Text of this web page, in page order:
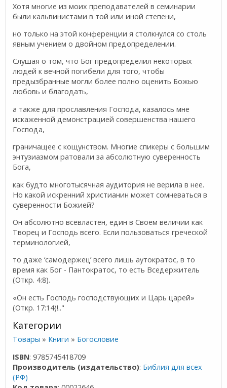
Хотя многие из моих преподавателей в семинарии
были кальвинистами в той или иной степени,
но только на этой конференции я столкнулся со столь
явным учением о двойном предопределении.
Слушая о том, что Бог предопределил некоторых
людей к вечной погибели для того, чтобы
предызбранные могли более полно оценить Божью
любовь и благодать,
а также для прославления Господа, казалось мне
искаженной демонстрацией совершенства нашего
Господа,
граничащее с кощунством. Многие спикеры с большим
энтузиазмом ратовали за абсолютную суверенность
Бога,
как будто многотысячная аудитория не верила в нее.
Но какой искренний христианин может сомневаться в
суверенности Божией?
Он абсолютно всевластен, един в Своем величии как
Творец и Господь всего. Если пользоваться греческой
терминологией,
то даже ‘самодержец’ всего лишь аутократос, в то
время как Бог - Пантократос, то есть Вседержитель
(Откр. 4:8).
«Он есть Господь господствующих и Царь царей»
(Откр. 17:14)!.."
Категории
Товары » Книги » Богословие
ISBN: 9785745418709
Производитель (издательство): Библия для всех
(РФ)